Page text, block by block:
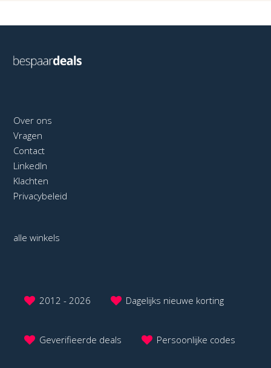
Over ons
Vragen
Contact
LinkedIn
Klachten
Privacybeleid
alle winkels
2012 - 2026 Dagelijks nieuwe korting
Geverifieerde deals Persoonlijke codes